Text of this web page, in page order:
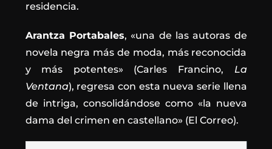
residencia.
Arantza Portabales, «una de las autoras de
novela negra más de moda, más reconocida
y más potentes» (Carles Francino, La
Ventana), regresa con esta nueva serie llena
de intriga, consolidándose como «la nueva
dama del crimen en castellano» (El Correo).